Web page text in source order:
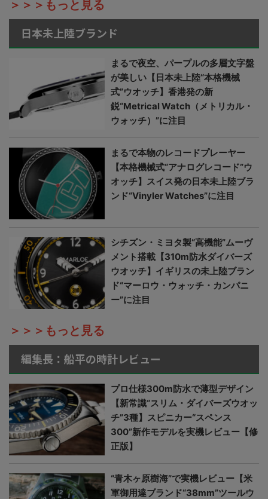
＞＞＞もっと見る
日本未上陸ブランド
まるで夜空、パープルの多層文字盤
が美しい【日本未上陸“本格機械
式”ウオッチ】香港発の新
鋭“Metrical Watch（メトリカル・
ウォッチ）”に注目
まるで本物のレコードプレーヤー
【本格機械式“アナログレコード”ウ
オッチ】スイス発の日本未上陸ブラ
ンド“Vinyler Watches”に注目
シチズン・ミヨタ製“高機能”ムーヴ
メント搭載【310m防水ダイバーズ
ウオッチ】イギリスの未上陸ブラン
ド“マーロウ・ウォッチ・カンパニ
ー”に注目
＞＞＞もっと見る
編集長：船平の時計レビュー
プロ仕様300m防水で薄型デザイン
【新常識“スリム・ダイバーズウオッ
チ”3種】スピニカー“スペンス
300”新作モデルを実機レビュー【修
正版】
“青木ヶ原樹海”で実機レビュー【米
軍御用達ブランド“38mm”ツールウ